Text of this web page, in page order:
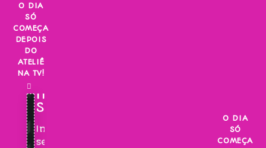
Skip
content
O DIA
SÓ
COMEÇA
DEPOIS
DO
ATELIÊ
NA TV!
INSCREVA-
SE!
Inscreva-
se
O DIA
SÓ
COMEÇA